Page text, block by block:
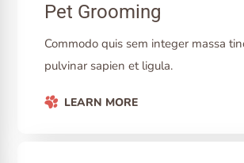
Pet Grooming
Commodo quis sem integer massa
pulvinar sapien et ligula.
LEARN MORE